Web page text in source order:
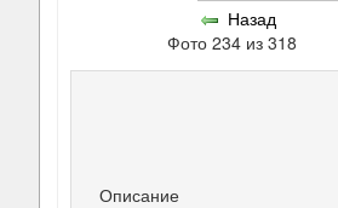
Назад
Фото 234 из 318
Описание